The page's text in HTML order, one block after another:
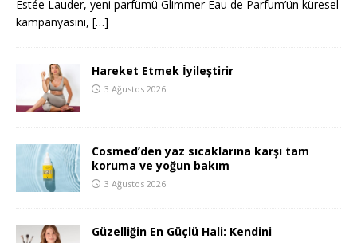
Estée Lauder, yeni parfümü Glimmer Eau de Parfum’ün küresel
kampanyasını, […]
Hareket Etmek İyileştirir
3 Ağustos 2026
Cosmed’den yaz sıcaklarına karşı tam
koruma ve yoğun bakım
3 Ağustos 2026
Güzelliğin En Güçlü Hali: Kendini